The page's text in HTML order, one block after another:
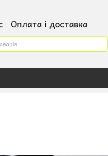
Оплата і доставка
інформація
повернення та оплати
користувача